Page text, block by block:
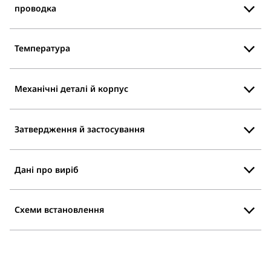
проводка
Температура
Механічні деталі й корпус
Затвердження й застосування
Дані про виріб
Схеми встановлення